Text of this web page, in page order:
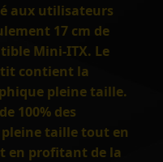
aux utilisateurs
17 cm de
Mini-ITX. Le
contient la
pleine taille.
100% des
taille tout en
en profitant de la